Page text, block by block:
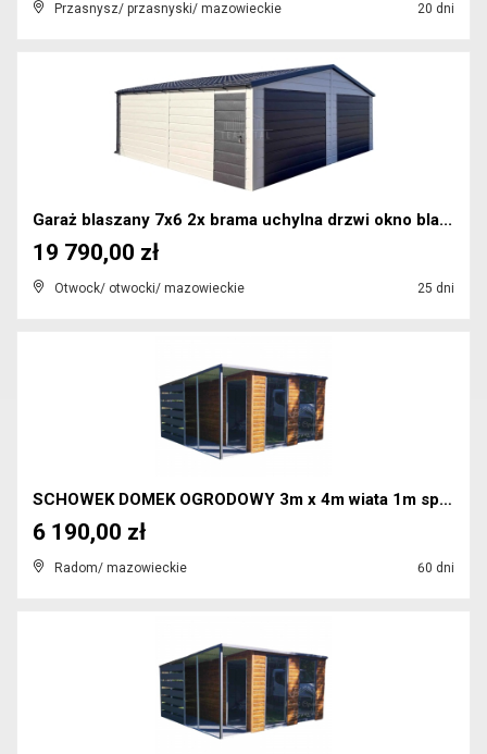
Przasnysz/ przasnyski/ mazowieckie 20 dni
Garaż blaszany 7x6 2x brama uchylna drzwi okno bla...
Otwock/ otwocki/ mazowieckie 25 dni
19 790,00 zł
SCHOWEK DOMEK OGRODOWY 3m x 4m wiata 1m spad w tył...
Radom/ mazowieckie 60 dni
6 190,00 zł